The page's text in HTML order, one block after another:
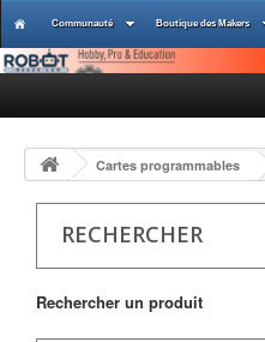
Communauté Boutique des Makers
Cartes programmables
RECHERCHER
Rechercher un produit